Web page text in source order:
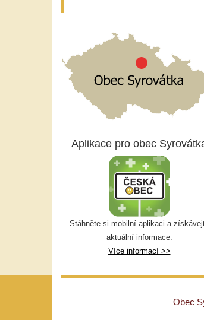
Aplikace pro obec
Stáhněte si mobilní aplikaci a
aktuální informace.
Více informací >>
Obec